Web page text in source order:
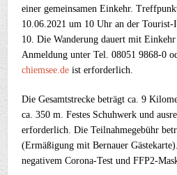
einer gemeinsamen Einkehr.
10.06.2021 um 10 Uhr an der
10. Die Wanderung dauert mit
Anmeldung unter Tel. 08051 9868-0
chiemsee.de ist erforderlich.
Die Gesamtstrecke beträgt ca. 9
ca. 350 m. Festes Schuhwerk und
erforderlich. Die Teilnahmegebühr
(Ermäßigung mit Bernauer
negativem Corona-Test und FFP2-